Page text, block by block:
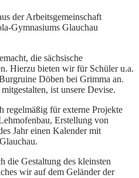
der Arbeitsgemeinschaft
Gymnasiums Glauchau
die sächsische
Hierzu bieten wir für Schüler u.a.
Döben bei Grimma an.
ist unsere Devise.
regelmäßig für externe Projekte
Erstellung von
Jahr einen Kalender mit
die Gestaltung des kleinsten
wir auf dem Geländer der